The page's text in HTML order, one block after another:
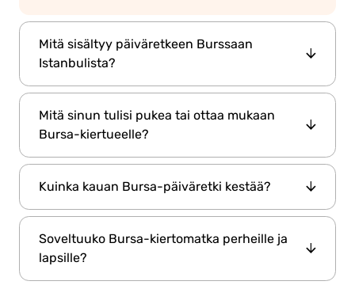
Mitä sisältyy päiväretkeen Burssaan
Istanbulista?
Retki sisältää yleensä
edestakaisen
kuljetuksen
laivamatkan
vierailun Uludag-
nähtävyyksiä Burssan keskustassa.
Mitä sinun tulisi pukea tai ottaa mukaan
Bursa-kiertueelle?
On suositeltavaa käyttää mukavia kenkiä
i, erityisesti kylmemmillä
vuodenaikoilla.Aurinkolasit ja kameraovat
myös hyödylliset, jotta voit nauttia
maisemista.
Kuinka kauan Bursa-päiväretki kestää?
Se on kokopäiväretki , joka kestää tyypillisesti
12–14 tuntia
, ja se alkaa aamulla ja palaa
Istanbuliin illalla.
Soveltuuko Bursa-kiertomatka perheille ja
lapsille?